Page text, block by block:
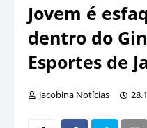
Jovem é
dentro do
Esportes de
Jacobina Notícias